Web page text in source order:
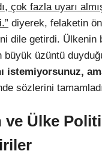
çok fazla uyarı
diyerek, felaketin
dile getirdi. Ülkenin
büyük üzüntü
istemiyorsunuz,
sözlerini
Ülke